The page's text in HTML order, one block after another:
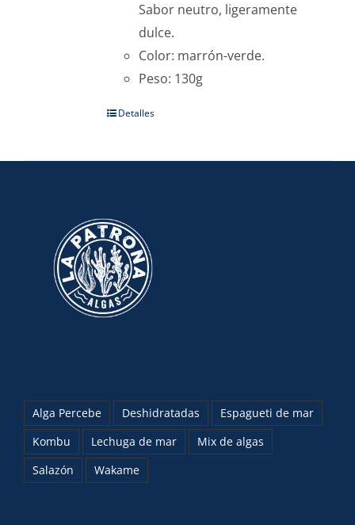
Sabor neutro, ligeramente
dulce.
Color: marrón-verde.
Peso: 130g
Detalles
Alga Percebe Deshidratadas
Espagueti de mar
Kombu
Lechuga de mar
Mix de algas
Salazón
Wakame